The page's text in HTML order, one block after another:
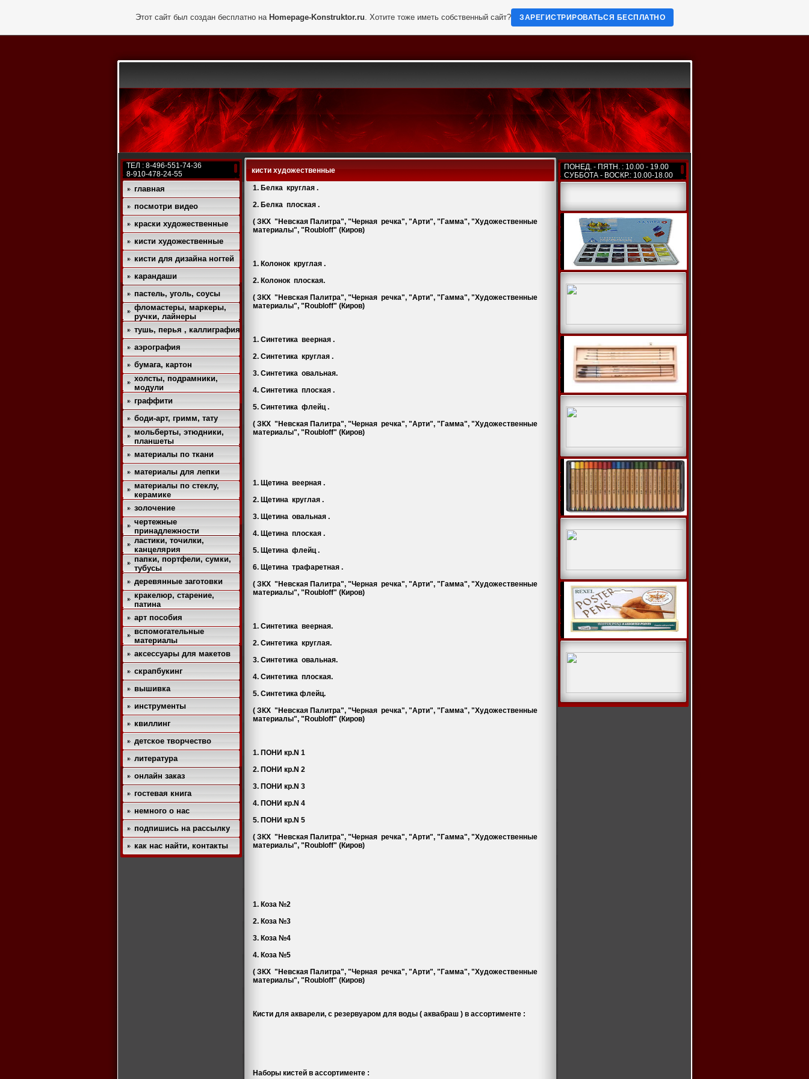
ТЕЛ : 8-496-551-74-36
8-910-478-24-55
главная
посмотри видео
краски художественные
кисти художественные
кисти для дизайна ногтей
карандаши
пастель, уголь, соусы
фломастеры, маркеры,
ручки, лайнеры
тушь, перья , каллиграфия
аэрография
бумага, картон
холсты, подрамники,
модули
граффити
боди-арт, гримм, тату
мольберты, этюдники,
планшеты
материалы по ткани
материалы для лепки
материалы по стеклу,
керамике
золочение
чертежные
принадлежности
ластики, точилки,
канцелярия
папки, портфели, сумки,
тубусы
деревянные заготовки
кракелюр, старение,
патина
арт пособия
вспомогательные
материалы
аксессуары для макетов
скрапбукинг
вышивка
инструменты
квиллинг
детское творчество
литература
онлайн заказ
гостевая книга
немного о нас
подпишись на рассылку
как нас найти, контакты
кисти художественные
1. Белка круглая .
2. Белка плоская .
( ЗКХ "Невская Палитра", "Черная речка", "Арти", "Гамма", "Художественные
материалы", "Roubloff" (Киров)
1. Колонок круглая .
2. Колонок плоская.
( ЗКХ "Невская Палитра", "Черная речка", "Арти", "Гамма", "Художественные
материалы", "Roubloff" (Киров)
1. Синтетика веерная .
2. Синтетика круглая .
3. Синтетика овальная.
4. Синтетика плоская .
5. Синтетика флейц .
( ЗКХ "Невская Палитра", "Черная речка", "Арти", "Гамма", "Художественные
материалы", "Roubloff" (Киров)
1. Щетина веерная .
2. Щетина круглая .
3. Щетина овальная .
4. Щетина плоская .
5. Щетина флейц .
6. Щетина трафаретная .
( ЗКХ "Невская Палитра", "Черная речка", "Арти", "Гамма", "Художественные
материалы", "Roubloff" (Киров)
1. Синтетика веерная.
2. Синтетика круглая.
3. Синтетика овальная.
4. Синтетика плоская.
5. Синтетика флейц.
( ЗКХ "Невская Палитра", "Черная речка", "Арти", "Гамма", "Художественные
материалы", "Roubloff" (Киров)
1. ПОНИ кр.N 1
2. ПОНИ кр.N 2
3. ПОНИ кр.N 3
4. ПОНИ кр.N 4
5. ПОНИ кр.N 5
( ЗКХ "Невская Палитра", "Черная речка", "Арти", "Гамма", "Художественные
материалы", "Roubloff" (Киров)
1. Коза №2
2. Коза №3
3. Коза №4
4. Коза №5
( ЗКХ "Невская Палитра", "Черная речка", "Арти", "Гамма", "Художественные
материалы", "Roubloff" (Киров)
Кисти для акварели, с резервуаром для воды ( аквабраш ) в ассортименте :
Наборы кистей в ассортименте :
ПОНЕД. - ПЯТН. : 10.00 - 19.00
СУББОТА - ВОСКР.: 10.00-18.00
Этот сайт был создан бесплатно на Homepage-Konstruktor.ru. Хотите тоже иметь собственный сайт? ЗАРЕГИСТРИРОВАТЬСЯ БЕСПЛАТНО